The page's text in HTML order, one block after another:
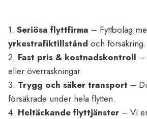
1. Seriösa flyttfirma – Fyttbolag
yrkestrafiktillstånd och försäkring.
2. Fast pris & kostnadskontroll –
eller överraskningar.
3. Trygg och säker transport –
försäkrade under hela flytten.
4. Heltäckande flyttjänster – Vi